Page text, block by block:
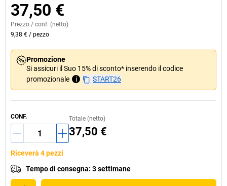
37,50 €
Prezzo / conf. (netto)
9,38 € / pezzo
Promozione
Si assicuri il Suo 15% di sconto* inserendo il codice
promozionale
i START26
CONF. Totale (netto)
37,50 €
Riceverà 4 pezzi
Tempo di consegna: 3 settimane